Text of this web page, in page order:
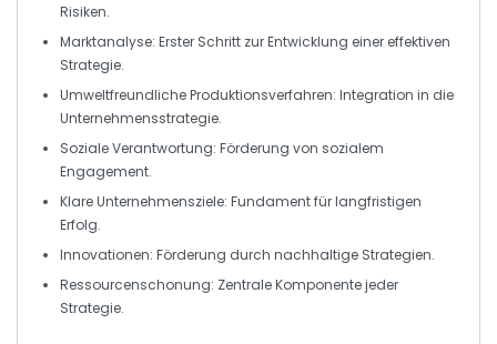
Risiken.
Marktanalyse: Erster Schritt zur Entwicklung einer effektiven
Strategie.
Umweltfreundliche Produktionsverfahren: Integration in die
Unternehmensstrategie.
Soziale Verantwortung: Förderung von sozialem
Engagement.
Klare Unternehmensziele: Fundament für langfristigen
Erfolg.
Innovationen: Förderung durch nachhaltige Strategien.
Ressourcenschonung: Zentrale Komponente jeder
Strategie.